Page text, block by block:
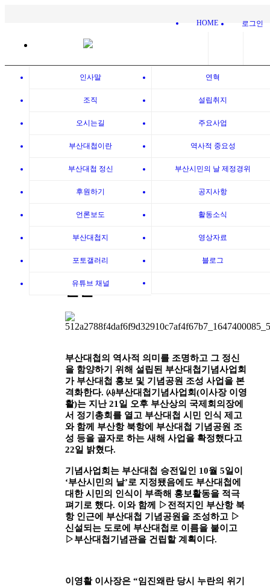
HOME 로그인
인사말 연혁
조직 설립취지
오시는길 주요사업
부산대첩이란 역사적 중요성
부산대첩 정신 부산시민의 날 제정경위
후원하기 공지사항
언론보도 활동소식
부산대첩지 영상자료
포토갤러리 블로그
유튜브 채널
:: 언론보도
북항에 기념공원 조성 추진
(2022.2.22. 국제신문)
관련링크
본문
부산대첩의 역사적 의미를 조명하고 그 정신
을 함양하기 위해 설립된 부산대첩기념사업회
가 부산대첩 홍보 및 기념공원 조성 사업을 본
격화한다. ㈔부산대첩기념사업회(이사장 이영
활)는 지난21일 오후 부산상의 국제회의장에
서 정기총회를 열고 부산대첩 시민 인식 제고
와 함께 부산항 북항에 부산대첩 기념공원 조
성 등을 골자로 하는 새해 사업을 확정했다고
22일 밝혔다.
기념사업회는 부산대첩 승전일인 10월 5일이
‘부산시민의 날’로 지정됐음에도 부산대첩에
대한 시민의 인식이 부족해 홍보활동을 적극
펴기로 했다. 이와 함께 ▷전적지인 부산항 북
항 인근에 부산대첩 기념공원을 조성하고 ▷
신설되는 도로에 부산대첩로 이름을 붙이고
▷부산대첩기념관을 건립할 계획이다.
이영활 이사장은 “임진왜란 당시 누란의 위기